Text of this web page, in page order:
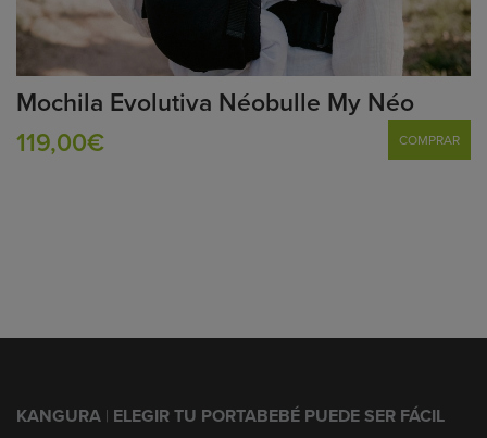
Mochila Evolutiva Néobulle My Néo
119,00€
COMPRAR
KANGURA | ELEGIR TU PORTABEBÉ PUEDE SER FÁCIL